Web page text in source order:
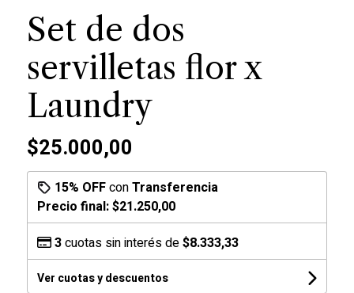
Set de dos
servilletas flor x
Laundry
$25.000,00
15% OFFconTransferencia
Precio final:$21.250,00
3cuotas sin interés de$8.333,33
Ver cuotas y descuentos